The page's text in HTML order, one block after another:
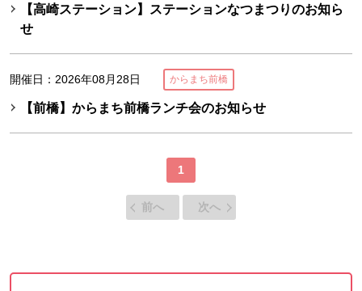
【高崎ステーション】ステーションなつまつりのお知ら
せ
開催日：2026年08月28日 からまち前橋
【前橋】からまち前橋ランチ会のお知らせ
1
前へ 次へ